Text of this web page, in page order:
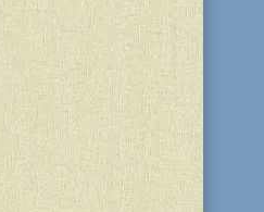
края, на нем мы в
уже...